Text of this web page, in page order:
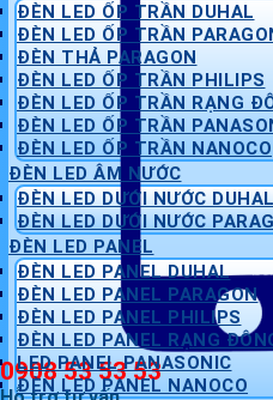
0908 53 53 53
ĐÈN LED ỐP TRẦN DUHAL
ĐÈN LED ỐP TRẦN
ĐÈN THẢ PARAGON
ĐÈN LED ỐP TRẦN PHILIPS
ĐÈN LED ỐP TRẦN RẠNG
ĐÈN LED ỐP TRẦN
ĐÈN LED ỐP TRẦN NANOCO
ĐÈN LED ÂM NƯỚC
ĐÈN LED DƯỚI NƯỚC
ĐÈN LED DƯỚI NƯỚC
ĐÈN LED PANEL
ĐÈN LED PANEL DUHAL
ĐÈN LED PANEL PARAGON
ĐÈN LED PANEL PHILIPS
ĐÈN LED PANEL RẠNG
LED PANEL PANASONIC
ĐÈN LED PANEL NANOCO